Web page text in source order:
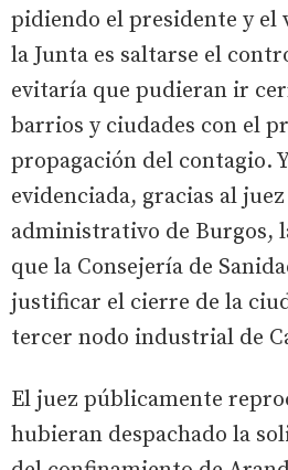
pidiendo el presidente y el
la Junta es saltarse el
evitaría que pudieran ir
barrios y ciudades con el
propagación del contagio.
evidenciada, gracias al
administrativo de Burgos,
que la Consejería de
justificar el cierre de la
tercer nodo industrial de
El juez públicamente
hubieran despachado la